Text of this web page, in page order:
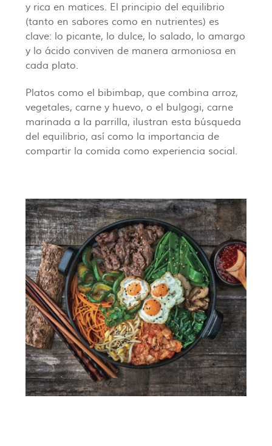
y rica en matices. El principio del equilibrio
(tanto en sabores como en nutrientes) es
clave: lo picante, lo dulce, lo salado, lo amargo
y lo ácido conviven de manera armoniosa en
cada plato.
Platos como el bibimbap, que combina arroz,
vegetales, carne y huevo, o el bulgogi, carne
marinada a la parrilla, ilustran esta búsqueda
del equilibrio, así como la importancia de
compartir la comida como experiencia social.